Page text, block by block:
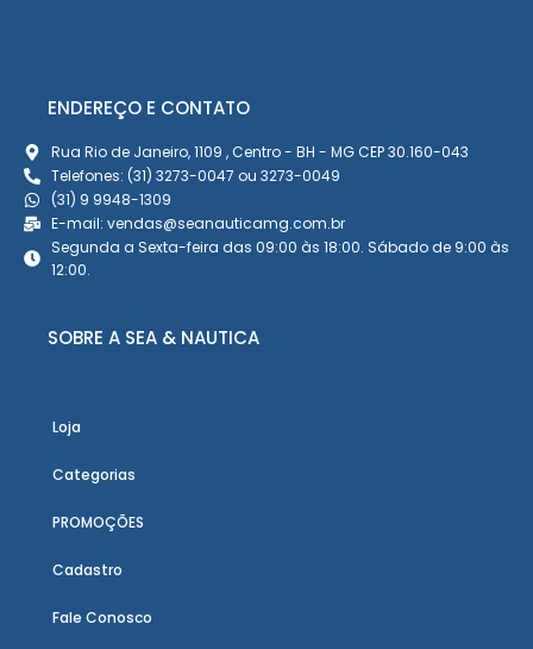
ENDEREÇO E CONTATO
Rua Rio de Janeiro, 1109 , Centro - BH - MG CEP 30.160-043
Telefones: (31) 3273-0047 ou 3273-0049
(31) 9 9948-1309
E-mail: vendas@seanauticamg.com.br
Segunda a Sexta-feira das 09:00 às 18:00. Sábado de 9:00 às
12:00.
SOBRE A SEA & NAUTICA
Loja
Categorias
PROMOÇÕES
Cadastro
Fale Conosco